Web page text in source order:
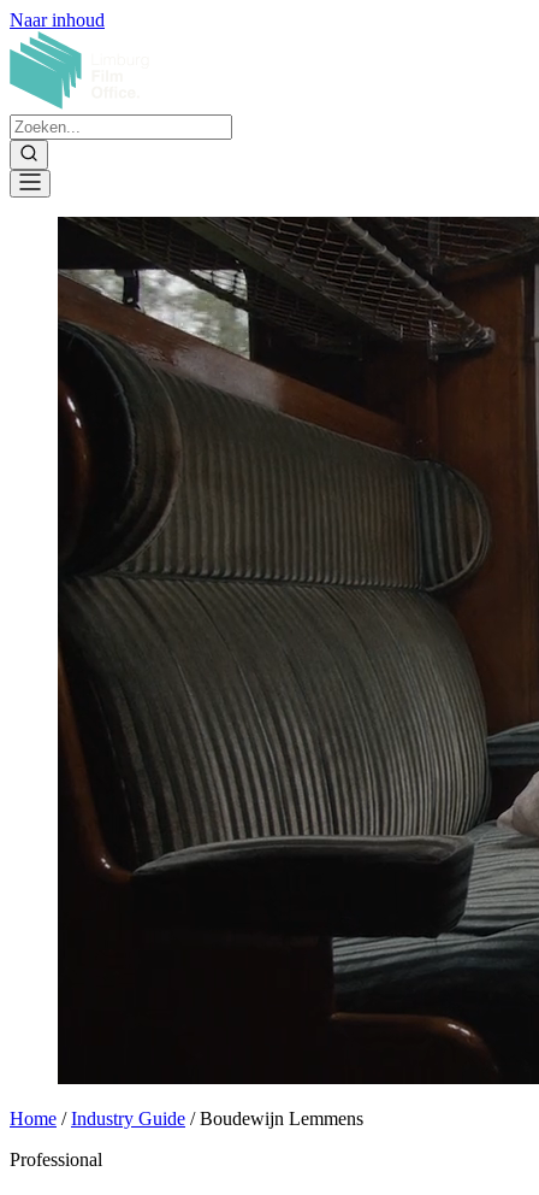
Naar inhoud
Home / Industry Guide / Boudewijn Lemmens
Professional